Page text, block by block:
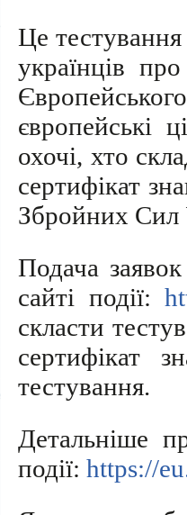
Це тестування
українців
європейські
охочі, хто
сертифікат
Збройних Сил
Подача
сайті події:
скласти
сертифікат
тестування.
Детальніше
події: https://